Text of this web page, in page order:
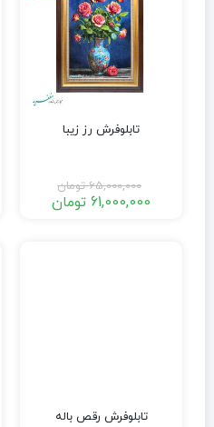
تابلوفرش رز زیبا
65,000,000 تومان
61,000,000 تومان
تابلوفرش رقص باله